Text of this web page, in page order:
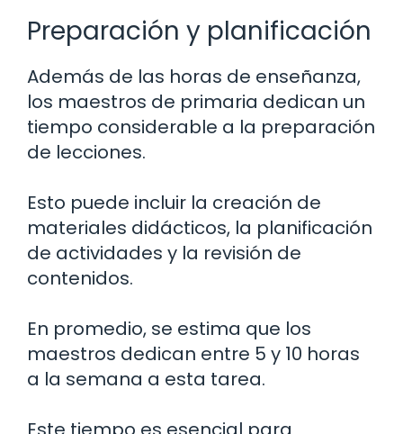
Preparación y planificación
Además de las horas de enseñanza,
los maestros de primaria dedican un
tiempo considerable a la preparación
de lecciones.
Esto puede incluir la creación de
materiales didácticos, la planificación
de actividades y la revisión de
contenidos.
En promedio, se estima que los
maestros dedican entre 5 y 10 horas
a la semana a esta tarea.